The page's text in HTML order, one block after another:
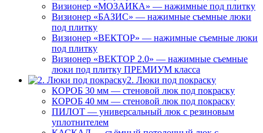
Визионер «МОЗАИКА» — нажимные под плитку
Визионер «БАЗИС» — нажимные съемные люки
под плитку
Визионер «ВЕКТОР» — нажимные съемные люки
под плитку
Визионер «ВЕКТОР 2.0» — нажимные съемные
люки под плитку ПРЕМИУМ класса
2. Люки под покраску
КОРОБ 30 мм — стеновой люк под покраску
КОРОБ 40 мм — стеновой люк под покраску
ПИЛОТ — универсальный люк с резиновым
уплотнителем